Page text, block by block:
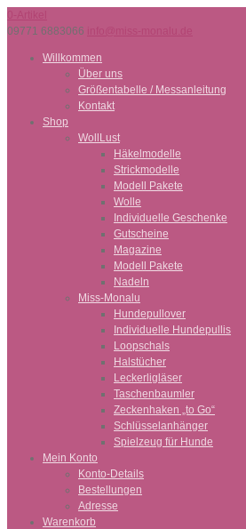
09771 6883066
Willkommen
Über uns
Größentabelle / Messanleitung
Kontakt
Shop
WollLust
Häkelmodelle
Strickmodelle
Modell Pakete
Wolle
Individuelle Geschenke
Gutscheine
Magazine
Modell Pakete
Nadeln
Miss-Monalu
Hundepullover
Individuelle Hundepullis
Loopschals
Halstücher
Leckerligläser
Taschenbaumler
Zeckenhaken „to Go“
Schlüsselanhänger
Spielzeug für Hunde
Mein Konto
Konto-Details
Bestellungen
Adresse
Warenkorb